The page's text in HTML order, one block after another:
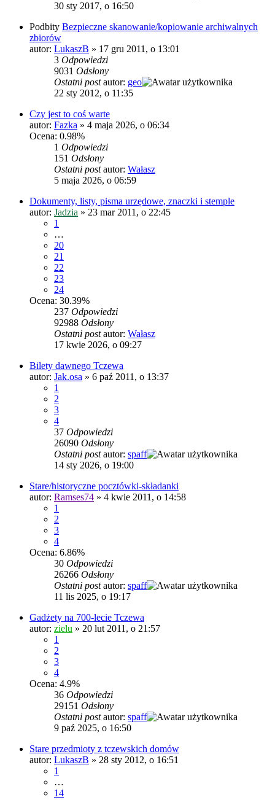
30 sty 2017, o 16:50
Podbity Bezpieczne skanowanie/kopiowanie archiwalnych
zbiorów
autor: LukaszB » 17 gru 2011, o 13:01
3 Odpowiedzi
9031 Odsłony
Ostatni postautor: geo
22 sty 2012, o 11:35
Czy jest to coś warte
autor: Fazka » 4 maja 2026, o 06:34
Ocena: 0.98%
1 Odpowiedzi
151 Odsłony
Ostatni postautor: Wałasz
5 maja 2026, o 06:59
Dokumenty, listy, pisma urzędowe, znaczki i stemple
autor: Jadzia » 23 mar 2011, o 22:45
1
…
20
21
22
23
24
Ocena: 30.39%
237 Odpowiedzi
92988 Odsłony
Ostatni postautor: Wałasz
17 kwie 2026, o 09:27
Bilety dawnego Tczewa
autor: Jak.osa » 6 paź 2011, o 13:37
1
2
3
4
37 Odpowiedzi
26090 Odsłony
Ostatni postautor: spaff
14 sty 2026, o 19:00
Stare/historyczne pocztówki-składanki
autor: Ramses74 » 4 kwie 2011, o 14:58
1
2
3
4
Ocena: 6.86%
30 Odpowiedzi
26266 Odsłony
Ostatni postautor: spaff
11 lis 2025, o 19:17
Gadżety na 700-lecie Tczewa
autor: zielu » 20 lut 2011, o 21:57
1
2
3
4
Ocena: 4.9%
36 Odpowiedzi
29151 Odsłony
Ostatni postautor: spaff
9 paź 2025, o 16:50
Stare przedmioty z tczewskich domów
autor: LukaszB » 28 sty 2012, o 16:51
1
…
14